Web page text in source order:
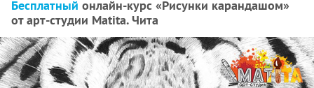
Бесплатный онлайн-курс «Рисунки карандашом»
от арт-студии Matita. Чита